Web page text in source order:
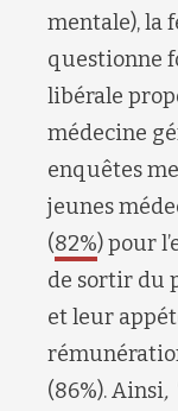
mentale), la
questionne
libérale
médecine
enquêtes
jeunes
(82%) pour
de sortir du
et leur
(86%). Ainsi,